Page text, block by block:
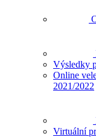
Výsledky
Online
2021/2022
Virtuální